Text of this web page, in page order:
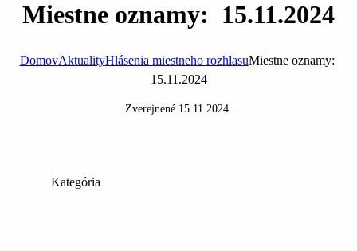
Miestne oznamy: 15.11.2024
DomovAktualityHlásenia miestneho rozhlasuMiestne oznamy:
15.11.2024
Zverejnené 15.11.2024
Kategória